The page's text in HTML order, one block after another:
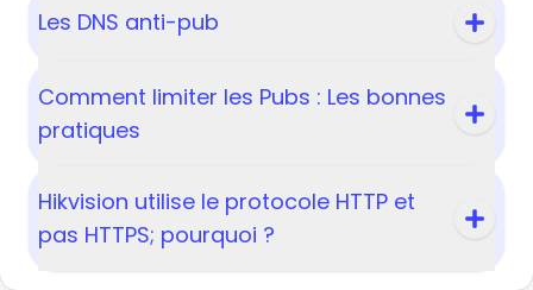
Les DNS anti-pub
Comment limiter les Pubs : Les bonnes
pratiques
Hikvision utilise le protocole HTTP et
pas HTTPS; pourquoi ?